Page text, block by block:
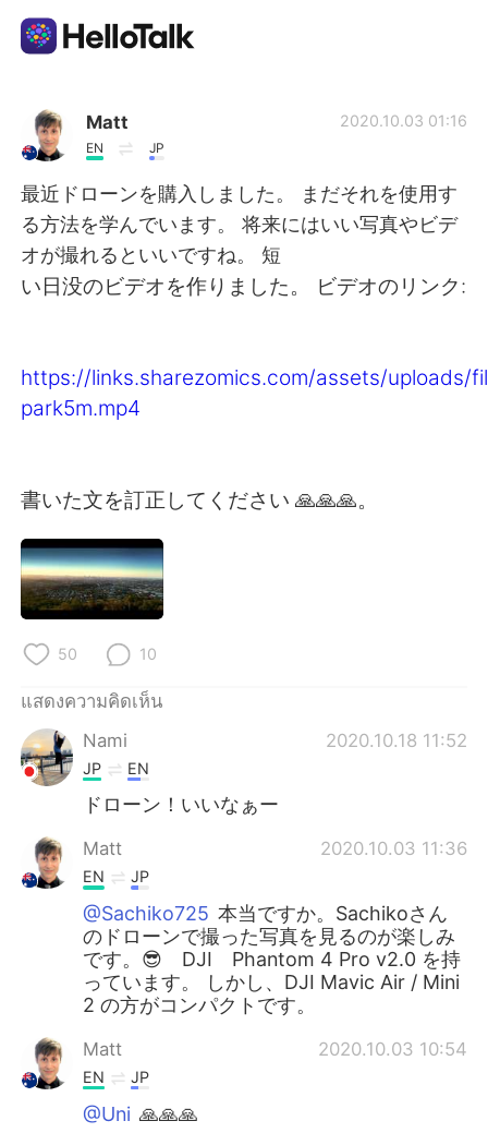
แอปแลกเปลี่ยนทางภาษา
AI Grammar Checker
ไทย
繁體中文 Español
Deutsch 日本語
한국어
Indonesia
Türkçe
Português
Matt
EN JP
2020.10.03 01:16
最近ドローンを購入しました。 まだそれを使用す
る方法を学んでいます。 将来にはいい写真やビデ
オが撮れるといいですね。 短
い日没のビデオを作りました。 ビデオのリンク:
https://links.sharezomics.com/assets/uploads/
park5m.mp4
書いた文を訂正してください 🙏🙏🙏。
50 10
แสดงความคิดเห็น
Nami
2020.10.18 11:52
JP EN
ドローン！いいなぁー
Matt 2020.10.03 11:36
EN JP
@Sachiko725 本当ですか。Sachikoさん
のドローンで撮った写真を見るのが楽しみ
です。😎 DJI Phantom 4 Pro v2.0 を持
っています。 しかし、DJI Mavic Air / Mini
2 の方がコンパクトです。
Matt 2020.10.03 10:54
EN JP
@Uni 🙏🙏🙏